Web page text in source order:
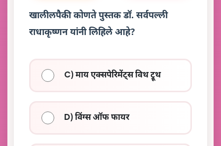
खालीलपैकी कोणते पुस्तक डॉ. सर्वपल्ली
राधाकृष्णन यांनी लिहिले आहे?
C) माय एक्सपेरिमेंट्स विथ ट्रूथ
D) विंग्स ऑफ फायर